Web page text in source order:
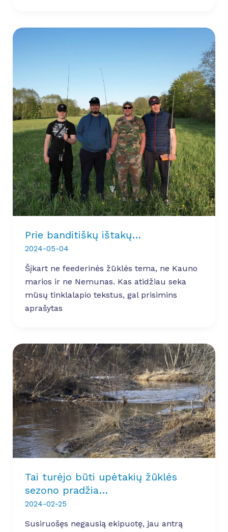
Prie banditiškų ištakų…
2024-05-04
Šįkart ne feederinės žūklės tema, ne Kauno
marios ir ne Nemunas. Kas atidžiau seka
mūsų tinklalapio tekstus, gal prisimins
aprašytas
Tai turėjo būti upėtakių žūklės
sezono pradžia…
2024-02-25
Susiruošęs negausią ekipuotę, jau antrą